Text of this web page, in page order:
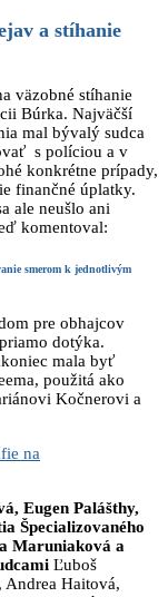
a stíhanie
väzobné stíhanie
Búrka. Najväčší
mal bývalý sudca
s políciou a v
konkrétne prípady,
finančné úplatky.
ale neušlo ani
komentoval:
smerom k jednotlivým
pre obhajcov
dotýka.
mala byť
použitá ako
Kočnerovi a
na
Eugen Palášthy,
Špecializovaného
Maruniaková a
Ľuboš
Haitová,